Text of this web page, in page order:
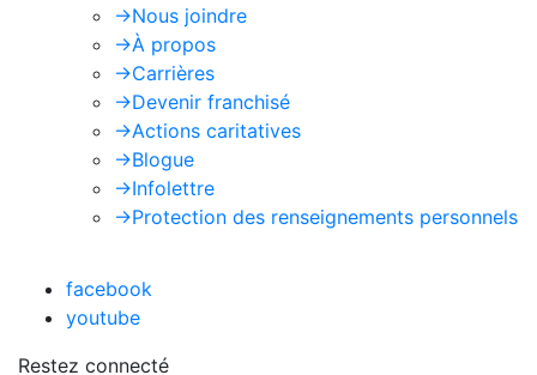
->Nous joindre
->À propos
->Carrières
->Devenir franchisé
->Actions caritatives
->Blogue
->Infolettre
->Protection des renseignements personnels
facebook
youtube
Restez connecté